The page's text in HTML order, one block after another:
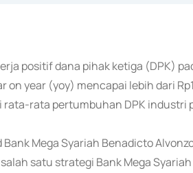
positif dana pihak ketiga (DPK)
year (yoy) mencapai lebih dari
rata pertumbuhan DPK industri
Mega Syariah Benadicto
satu strategi Bank Mega